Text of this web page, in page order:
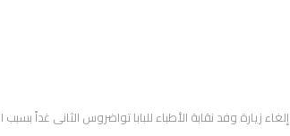
إلغاء زيارة وفد نقابة الأطباء للبابا تواضروس الثانى غداً